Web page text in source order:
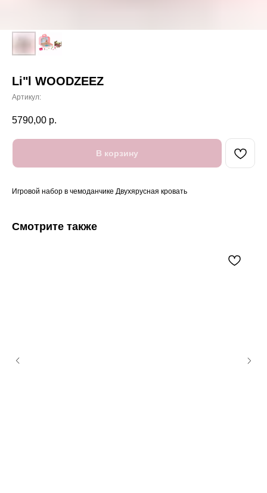
Li"l WOODZEEZ
Артикул:
5790,00 р.
В корзину
Игровой набор в чемоданчике Двухярусная кровать
Смотрите также